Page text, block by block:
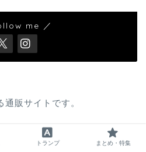
me ／
販サイトです。
トランプ まとめ・特集